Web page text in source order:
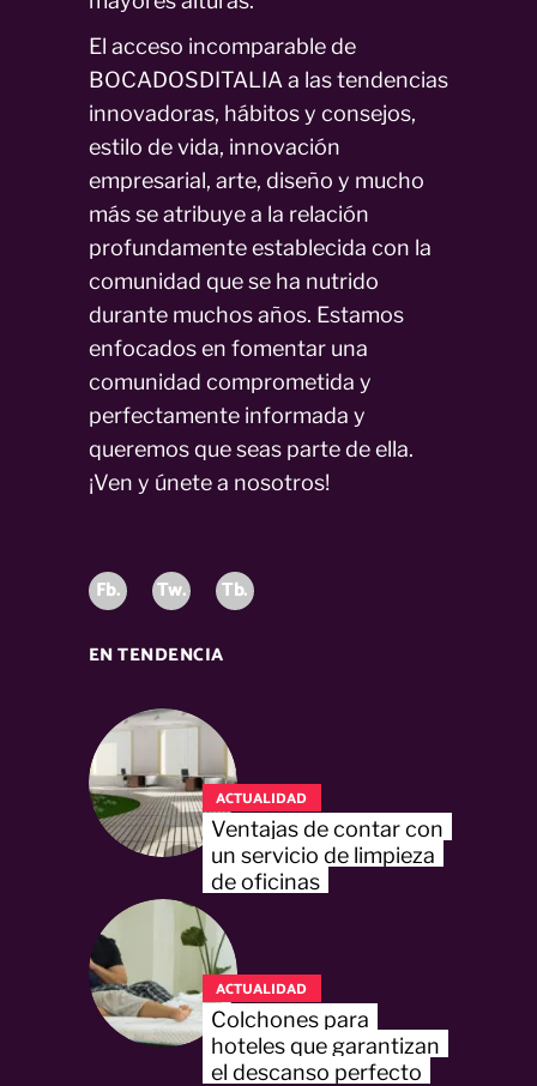
El acceso incomparable de
BOCADOSDITALIA a las tendencias
innovadoras, hábitos y consejos,
estilo de vida, innovación
empresarial, arte, diseño y mucho
más se atribuye a la relación
profundamente establecida con la
comunidad que se ha nutrido
durante muchos años. Estamos
enfocados en fomentar una
comunidad comprometida y
perfectamente informada y
queremos que seas parte de ella.
¡Ven y únete a nosotros!
Fb. Tw. Tb.
EN TENDENCIA
ACTUALIDAD
Ventajas de contar con
un servicio de limpieza
de oficinas
ACTUALIDAD
Colchones para
hoteles que garantizan
el descanso perfecto